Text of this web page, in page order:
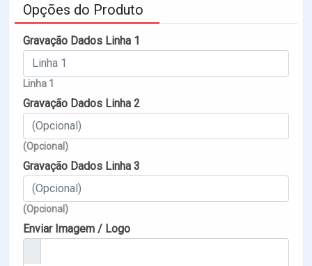
Opções do Produto
Gravação Dados Linha 1
Linha 1
Gravação Dados Linha 2
(Opcional)
Gravação Dados Linha 3
(Opcional)
Enviar Imagem / Logo